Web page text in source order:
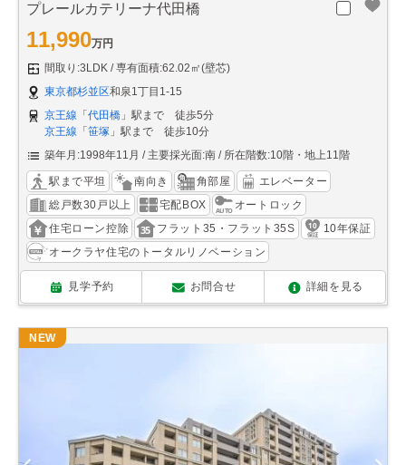
プレールカテリーナ代田橋
11,990万円
間取り:3LDK
専有面積:62.02㎡(壁芯)
東京都杉並区和泉1丁目1-15
京王線 「 代田橋 」駅まで 徒歩5分
京王線 「 笹塚 」駅まで 徒歩10分
築年月:1998年11月
主要採光面:南 所在階数:10階・地上11階
駅まで平坦 南向き 角部屋
エレベーター
総戸数30戸以上
宅配BOX
オートロック
住宅ローン控除
フラット35・フラット35S
10年保証
オークラヤ住宅のトータルリノベーション
見学予約 お問合せ 詳細を見る
NEW